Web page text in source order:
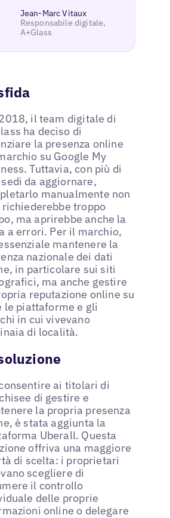
Jean-Marc Vitaux
Responsabile digitale,
A+Glass
il team digitale di
ha deciso di
la presenza online
su Google My
Tuttavia, con più di
da aggiornare,
manualmente non
richiederebbe troppo
ma aprirebbe anche la
a errori. Per il marchio,
mantenere la
nazionale dei dati
in particolare sui siti
ma anche gestire
reputazione online su
le piattaforme e gli
in cui vivevano
di località.
ai titolari di
di gestire e
la propria presenza
è stata aggiunta la
Uberall. Questa
offriva una maggiore
di scelta: i proprietari
scegliere di
il controllo
delle proprie
online o delegare